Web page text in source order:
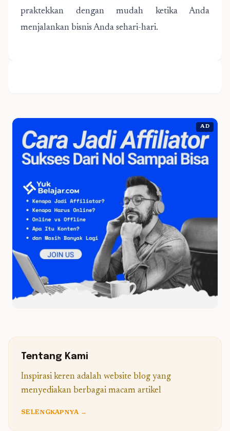
praktekkan dengan mudah ketika Anda
menjalankan bisnis Anda sehari-hari.
AD
Tentang Kami
Inspirasi keren adalah website blog yang
menyediakan berbagai macam artikel
SELENGKAPNYA →